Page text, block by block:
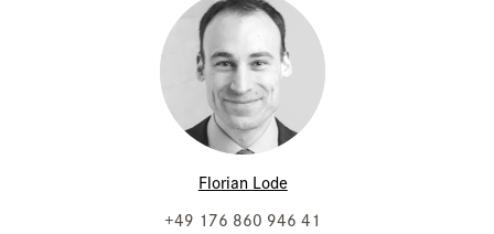
Florian Lode
+49 176 860 946 41